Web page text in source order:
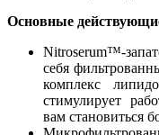
Основные
Nitroserum™-
себя
комплекс
стимулирует
вам становиться